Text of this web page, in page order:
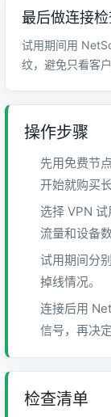
最后做连接
试用期间用
纹，避免只看客
操作步骤
先用免费节
开始就购买
选择 VPN
流量和设备
试用期间分
掉线情况。
连接后用
信号，再决
检查清单